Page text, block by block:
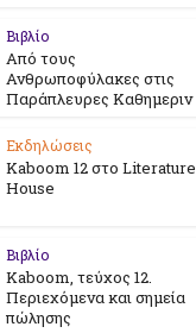
Βιβλίο
Από τους
Ανθρωποφύλακες στις
Παράπλευρες Καθημεριν
Εκδηλώσεις
Kaboom 12 στο Literature
House
Βιβλίο
Kaboom, τεύχος 12.
Περιεχόμενα και σημεία
πώλησης